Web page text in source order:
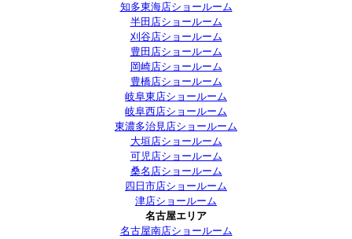
知多東海店ショールーム
半田店ショールーム
刈谷店ショールーム
豊田店ショールーム
岡崎店ショールーム
豊橋店ショールーム
岐阜東店ショールーム
岐阜西店ショールーム
東濃多治見店ショールーム
大垣店ショールーム
可児店ショールーム
桑名店ショールーム
四日市店ショールーム
津店ショールーム
名古屋エリア
名古屋南店ショールーム